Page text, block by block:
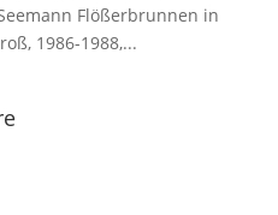
Flößerbrunnen in
1986-1988,...